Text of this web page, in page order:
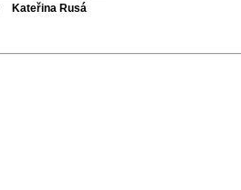
Kateřina Rusá